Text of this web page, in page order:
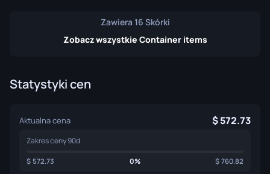
Zawiera 16 Skórki
Zobacz wszystkie Container items
Statystyki cen
Aktualna cena 572.73
Zakres ceny 90d
572.73 0% 760.82